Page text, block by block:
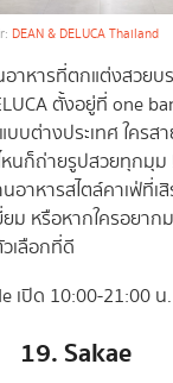
DEAN & DELUCA Thailand
าหารที่ตกแต่งสวยบ
ตั้งอยู่ที่ one
บต่างประเทศ ใครส
หนก็ถ่ายรูปสวยทุกมุ
าหารสไตล์คาเฟ่ที่เ
ยม หรือหากใครอยา
เลือกที่ดี
เปิด 10:00-21:00 น.
19. Sakae